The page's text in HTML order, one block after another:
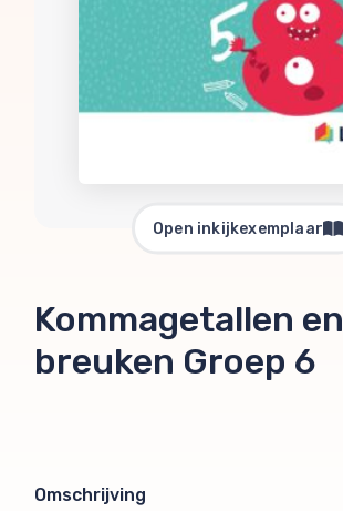
Open inkijkexemplaar
Kommagetallen en
breuken Groep 6
Omschrijving